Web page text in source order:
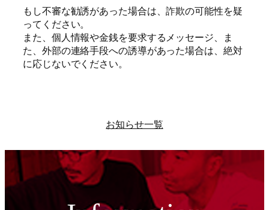
もし不審な勧誘があった場合は、詐欺の可能性を疑
ってください。
また、個人情報や金銭を要求するメッセージ、ま
た、外部の連絡手段への誘導があった場合は、絶対
に応じないでください。
お知らせ一覧